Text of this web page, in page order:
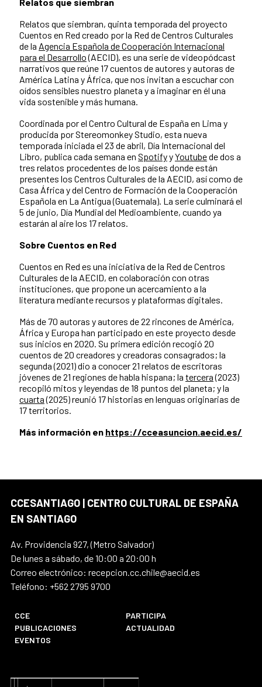
Relatos que siembran, quinta temporada del proyecto
Cuentos en Red creado por la Red de Centros Culturales
de la Agencia Española de Cooperación Internacional
para el Desarrollo(AECID), es una serie de videopódcast
narrativos que reúne 17 cuentos de autores y autoras de
América Latina y África, que nos invitan a escuchar con
oídos sensibles nuestro planeta y a imaginar en él una
vida sostenible y más humana.
Coordinada por el Centro Cultural de España en Lima y
producida por Stereomonkey Studio, esta nueva
temporada iniciada el 23 de abril, Día Internacional del
Libro, publica cada semana en SpotifyyYoutubede dos a
tres relatos procedentes de los países donde están
presentes los Centros Culturales de la AECID, así como de
Casa África y del Centro de Formación de la Cooperación
Española en La Antigua (Guatemala). La serie culminará el
5 de junio, Día Mundial del Medioambiente, cuando ya
estarán al aire los 17 relatos.
Sobre Cuentos en Red
Cuentos en Red es una iniciativa de la Red de Centros
Culturales de la AECID, en colaboración con otras
instituciones, que propone un acercamiento a la
literatura mediante recursos y plataformas digitales.
Más de 70 autoras y autores de 22 rincones de América,
África y Europa han participado en este proyecto desde
sus inicios en 2020. Su primera edición recogió 20
cuentos de 20 creadores y creadoras consagrados; la
segunda (2021) dio a conocer 21 relatos de escritoras
jóvenes de 21 regiones de habla hispana; la tercera(2023)
recopiló mitos y leyendas de 18 puntos del planeta; y la
cuarta(2025) reunió 17 historias en lenguas originarias de
17 territorios.
Más información en https://cceasuncion.aecid.es/
CCESANTIAGO | CENTRO CULTURAL DE ESPAÑA
EN SANTIAGO
Av. Providencia 927, (Metro Salvador)
De lunes a sábado, de 10:00 a 20:00 h
Correo electrónico: recepcion.cc.chile@aecid.es
Teléfono: +562 2795 9700
CCE
PARTICIPA
PUBLICACIONES
ACTUALIDAD
EVENTOS